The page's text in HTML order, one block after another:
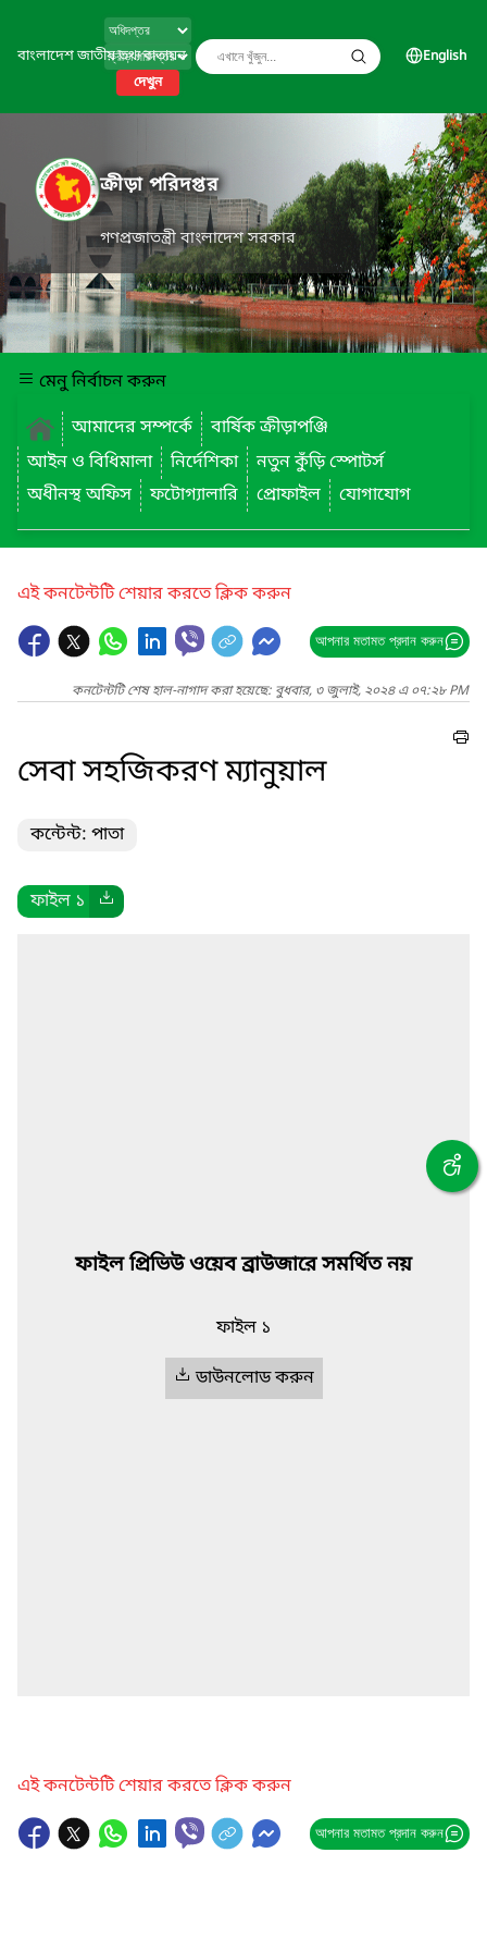
বাংলাদেশ জাতীয় তথ্য বাতায়ন
দেখুন
English
ক্রীড়া পরিদপ্তর
গণপ্রজাতন্ত্রী বাংলাদেশ সরকার
মেনু নির্বাচন করুন
আমাদের সম্পর্কে
বার্ষিক ক্রীড়াপঞ্জি
আইন ও বিধিমালা
নির্দেশিকা
নতুন কুঁড়ি স্পোটর্স
অধীনস্থ অফিস
ফটোগ্যালারি প্রোফাইল যোগাযোগ
এই কনটেন্টটি শেয়ার করতে ক্লিক করুন
আপনার মতামত প্রদান করুন
কনটেন্টটি শেষ হাল-নাগাদ করা হয়েছে: বুধবার, ৩ জুলাই, ২০২৪ এ ০৭:২৮ PM
সেবা সহজিকরণ ম্যানুয়াল
কন্টেন্ট: পাতা
ফাইল ১
ফাইল প্রিভিউ ওয়েব ব্রাউজারে সমর্থিত নয়
ফাইল ১
ডাউনলোড করুন
এই কনটেন্টটি শেয়ার করতে ক্লিক করুন
আপনার মতামত প্রদান করুন